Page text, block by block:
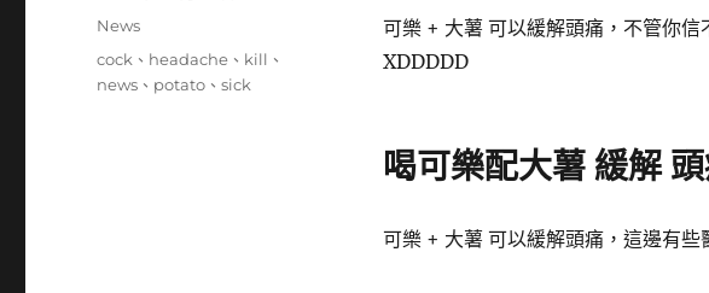
可樂 + 大薯 可以緩解頭痛，不管你
XDDDDD
喝可樂配大薯 緩解
可樂 + 大薯 可以緩解頭痛，這邊有些
期:
分
News
標
籤
cock 、 headache 、 kill 、
news 、 potato 、sick